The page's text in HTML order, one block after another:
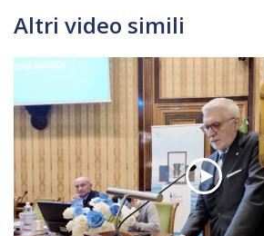
Altri video simili